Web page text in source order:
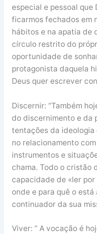
especial e pessoal que
ficarmos fechados em
hábitos e na apatia de
círculo restrito do
oportunidade de
protagonista daquela
Deus quer escrever
Discernir: “Também
do discernimento e da
tentações da
no relacionamento
instrumentos e
chama. Todo o cristão
capacidade de «ler
onde e para quê o
continuador da sua
Viver: “ A vocação é